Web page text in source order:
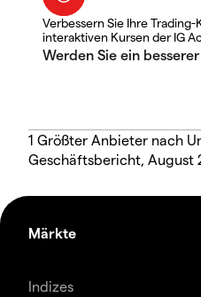
Verbessern Sie Ihre
interaktiven Kursen der IG
1 Größter Anbieter nach
Geschäftsbericht, August
Märkte
Indizes